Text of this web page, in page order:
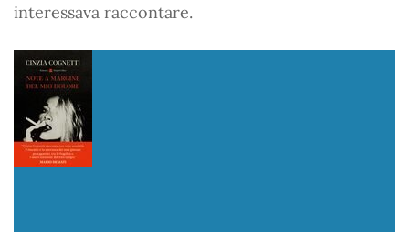
interessava raccontare.